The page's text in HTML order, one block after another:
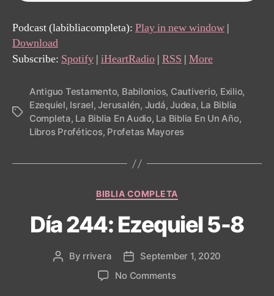
Podcast (labibliacompleta): Play in new window |
Download
Subscribe: Spotify | iHeartRadio | RSS | More
Tags
Antiguo Testamento, Babilonios, Cautiverio, Exilio,
Ezequiel, Israel,Jerusalén, Judá,Judea, La Biblia
Completa, La Biblia En Audio, La Biblia En Un Año,
Libros Proféticos, Profetas Mayores
Categories
BIBLIA COMPLETA
Día 244: Ezequiel 5-8
Post
By rrivera
Post
date
September 1, 2020
No Commentson